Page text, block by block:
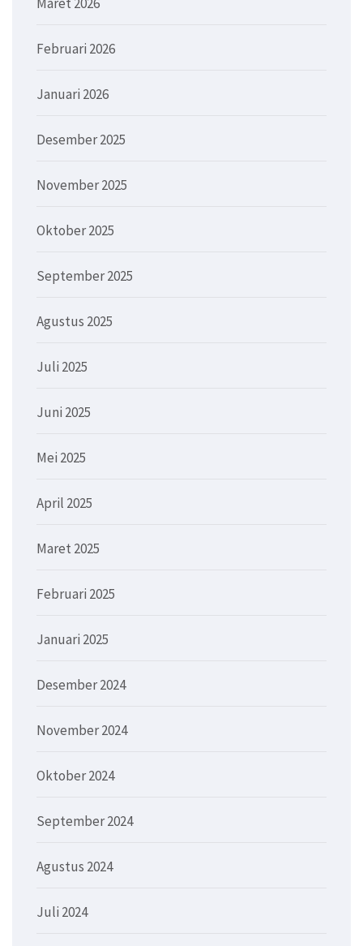
Februari 2026
Januari 2026
Desember 2025
November 2025
Oktober 2025
September 2025
Agustus 2025
Juli 2025
Juni 2025
Mei 2025
April 2025
Maret 2025
Februari 2025
Januari 2025
Desember 2024
November 2024
Oktober 2024
September 2024
Agustus 2024
Juli 2024